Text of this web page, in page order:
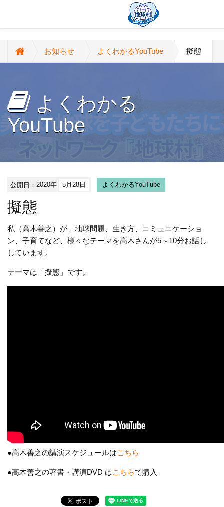
お知らせ よくわかるYouTube 擬態
よくわかる
YouTube
公開日：2020年 5月28日 よくわかるYouTube
擬態
私（高木善之）が、地球問題、生き方、コミュニケーショ
ン、子育てなど、様々なテーマを高木さんが5～10分お話し
しています。
テーマは「擬態」です。
●高木善之の講演スケジュールはこちら
●高木善之の著書・講演DVD はこちらで購入